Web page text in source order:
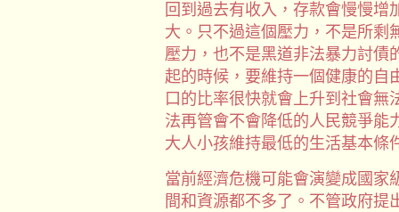
回到過去有收入，存款會慢慢增
大。只不過這個壓力，不是所剩
壓力，也不是黑道非法暴力討債
起的時候，要維持一個健康的自
口的比率很快就會上升到社會無
法再管會不會降低的人民競爭能
大人小孩維持最低的生活基本條
當前經濟危機可能會演變成國家
間和資源都不多了。不管政府提